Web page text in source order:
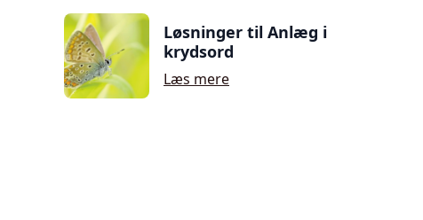
Løsninger til Anlæg i
krydsord
Læs mere